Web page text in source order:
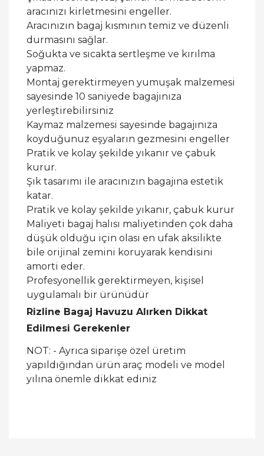
aracınızı kirletmesini engeller.
Aracınızın bagaj kısmının temiz ve düzenli
durmasını sağlar.
Soğukta ve sıcakta sertleşme ve kırılma
yapmaz.
Montaj gerektirmeyen yumuşak malzemesi
sayesinde 10 saniyede bagajınıza
yerleştirebilirsiniz
Kaymaz malzemesi sayesinde bagajınıza
koyduğunuz eşyaların gezmesini engeller
Pratik ve kolay şekilde yıkanır ve çabuk
kurur.
Şık tasarımı ile aracınızın bagajına estetik
katar.
Pratik ve kolay şekilde yıkanır, çabuk kurur
Maliyeti bagaj halısı maliyetinden çok daha
düşük olduğu için olası en ufak aksilikte
bile orijinal zemini koruyarak kendisini
amorti eder.
Profesyonellik gerektirmeyen, kişisel
uygulamalı bir ürünüdür
Rizline Bagaj Havuzu Alırken Dikkat
Edilmesi Gerekenler
NOT: - Ayrıca siparişe özel üretim
yapıldığından ürün araç modeli ve model
yılına önemle dikkat ediniz